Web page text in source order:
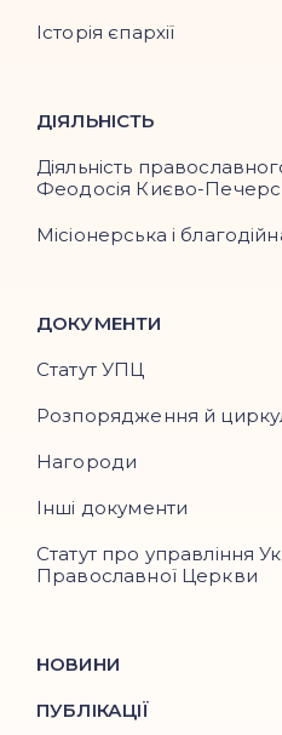
Історія єпархії
ДІЯЛЬНІСТЬ
Діяльність
Феодосія Києво-
Місіонерська і
ДОКУМЕНТИ
Статут УПЦ
Розпорядження й
Нагороди
Інші документи
Статут про управління
Православної Церкви
НОВИНИ
ПУБЛІКАЦІЇ